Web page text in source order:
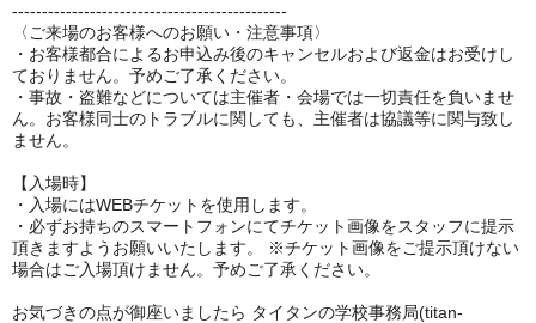
----------------------------------------------
〈ご来場のお客様へのお願い・注意事項〉
・お客様都合によるお申込み後のキャンセルおよび返金はお受けし
ておりません。予めご了承ください。
・事故・盗難などについては主催者・会場では一切責任を負いませ
ん。お客様同士のトラブルに関しても、主催者は協議等に関与致し
ません。
【入場時】
・入場にはWEBチケットを使用します。
・必ずお持ちのスマートフォンにてチケット画像をスタッフに提示
頂きますようお願いいたします。 ※チケット画像をご提示頂けない
場合はご入場頂けません。予めご了承ください。
お気づきの点が御座いましたら タイタンの学校事務局(titan-